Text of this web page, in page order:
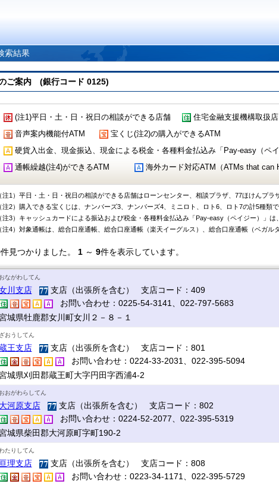
索結果
ご案内 (銀行コード 0125)
(注1)平日・土・日・祝日の相談ができる店舗 住宅金融支援機構取扱店
音声案内機能付ATM
宝くじ(注2)の購入ができるATM
硬貨入出金、現金振込、現金による税金・各種料金払込み「Pay-easy（ペ
通帳繰越(注4)ができるATM
海外カード対応ATM（ATMs that can
注1）平日・土・日・祝日の相談ができる店舗はローンセンター、相談プラザ、77ほけんプラ
注2）購入できる宝くじは、ナンバーズ3、ナンバーズ4、ミニロト、ロト6、ロト7の計5種類で
注3）キャッシュカードによる振込および税金・各種料金払込み「Pay-easy（ペイジー）」は
注4）対象通帳は、総合口座通帳、総合口座通帳（楽天イーグルス）、総合口座通帳（ベガル
件見つかりました。 1～ 9件を表示しています。
おながわしてん
川支店
支店（出張所を含む） 支店コード：409
お問い合わせ：0225-54-3141、022-797-5683
城県牡鹿郡女川町女川２－８－１
ざおうしてん
王支店
支店（出張所を含む） 支店コード：801
お問い合わせ：0224-33-2031、022-395-5094
城県刈田郡蔵王町大字円田字西浦4-2
おおがわらしてん
大河原支店
支店（出張所を含む） 支店コード：802
お問い合わせ：0224-52-2077、022-395-5319
城県柴田郡大河原町字町190-2
たりしてん
亘理支店
支店（出張所を含む） 支店コード：808
お問い合わせ：0223-34-1171、022-395-5729